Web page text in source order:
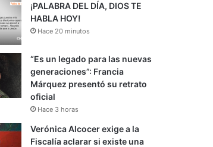
¡PALABRA DEL DÍA, DIOS TE
HABLA HOY!
Hace 20 minutos
“Es un legado para las nuevas
generaciones”: Francia
Márquez presentó su retrato
oficial
Hace 3 horas
Verónica Alcocer exige a la
Fiscalía aclarar si existe una